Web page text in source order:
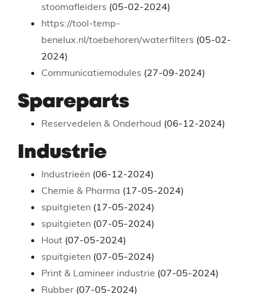
stoomafleiders (05-02-2024)
https://tool-temp-
benelux.nl/toebehoren/waterfilters (05-02-
2024)
Communicatiemodules (27-09-2024)
Spareparts
Reservedelen & Onderhoud (06-12-2024)
Industrie
Industrieën (06-12-2024)
Chemie & Pharma (17-05-2024)
spuitgieten (17-05-2024)
spuitgieten (07-05-2024)
Hout (07-05-2024)
spuitgieten (07-05-2024)
Print & Lamineer industrie (07-05-2024)
Rubber (07-05-2024)